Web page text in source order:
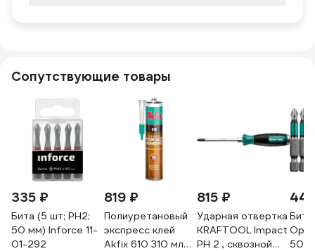
Сопутствующие товары
335 ₽
Бита (5 шт; PH2;
50 мм) Inforce 11-
01-292
819 ₽
Полиуретановый
экспресс клей
Akfix 610 310 мл
815 ₽
Ударная отвертка
KRAFTOOL Impact
PH 2 , сквозной
50